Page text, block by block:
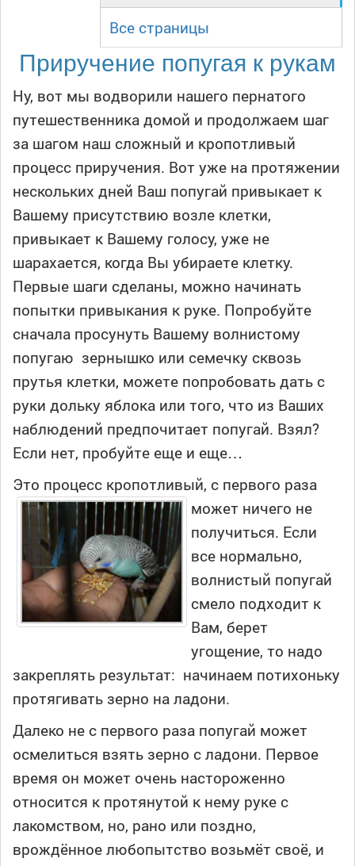
Все страницы
Приручение попугая к рукам
Ну, вот мы водворили нашего пернатого
путешественника домой и продолжаем шаг
за шагом наш сложный и кропотливый
процесс приручения. Вот уже на протяжении
нескольких дней Ваш попугай привыкает к
Вашему присутствию возле клетки,
привыкает к Вашему голосу, уже не
шарахается, когда Вы убираете клетку.
Первые шаги сделаны, можно начинать
попытки привыкания к руке. Попробуйте
сначала просунуть Вашему волнистому
попугаю зернышко или семечку сквозь
прутья клетки, можете попробовать дать с
руки дольку яблока или того, что из Ваших
наблюдений предпочитает попугай. Взял?
Если нет, пробуйте еще и еще…
Это процесс кропотливый, с первого раза
может ничего не
получиться. Если
все нормально,
волнистый попугай
смело подходит к
Вам, берет
угощение, то надо
закреплять результат: начинаем потихоньку
протягивать зерно на ладони.
Далеко не с первого раза попугай может
осмелиться взять зерно с ладони. Первое
время он может очень настороженно
относится к протянутой к нему руке с
лакомством, но, рано или поздно,
врождённое любопытство возьмёт своё, и